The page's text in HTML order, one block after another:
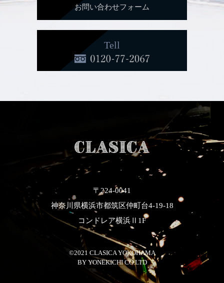
お問い合わせフォーム
Tell
〒224-0041
神奈川県横浜市都筑区仲町台4-19-18
コンドレア横浜Ⅱ1F
©2021 CLASICA YOKOHAMA
​​​​​​​BY YONEKICHI CO.LTD